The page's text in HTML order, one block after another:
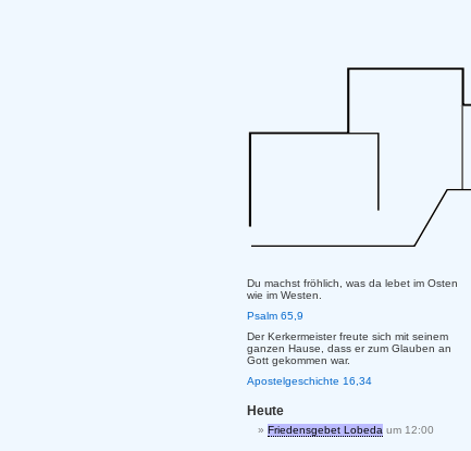
Du machst fröhlich, was da lebet im Osten
wie im Westen.
Psalm 65,9
Der Kerkermeister freute sich mit seinem
ganzen Hause, dass er zum Glauben an
Gott gekommen war.
Apostelgeschichte 16,34
Heute
Friedensgebet Lobeda um 12:00